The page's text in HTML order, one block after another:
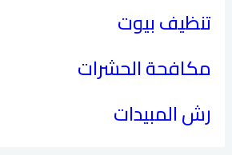
تنظيف بيوت
مكافحة الحشرات
رش المبيدات